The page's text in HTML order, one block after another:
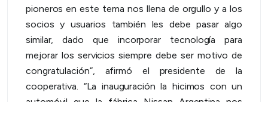
pioneros en este tema nos llena de orgullo y a los
socios y usuarios también les debe pasar algo
similar, dado que incorporar tecnología para
mejorar los servicios siempre debe ser motivo de
congratulación”, afirmó el presidente de la
cooperativa. “La inauguración la hicimos con un
automóvil que la fábrica Nissan Argentina nos